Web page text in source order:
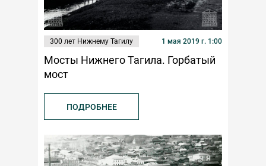
300 лет Нижнему Тагилу 1 мая 2019 г. 1:00
Мосты Нижнего Тагила. Горбатый
мост
ПОДРОБНЕЕ